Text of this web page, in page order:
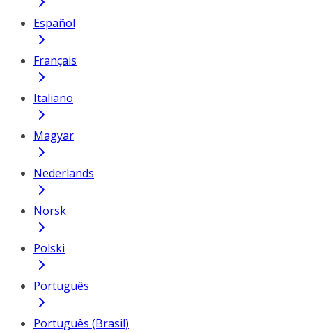
Español
Français
Italiano
Magyar
Nederlands
Norsk
Polski
Português
Português (Brasil)